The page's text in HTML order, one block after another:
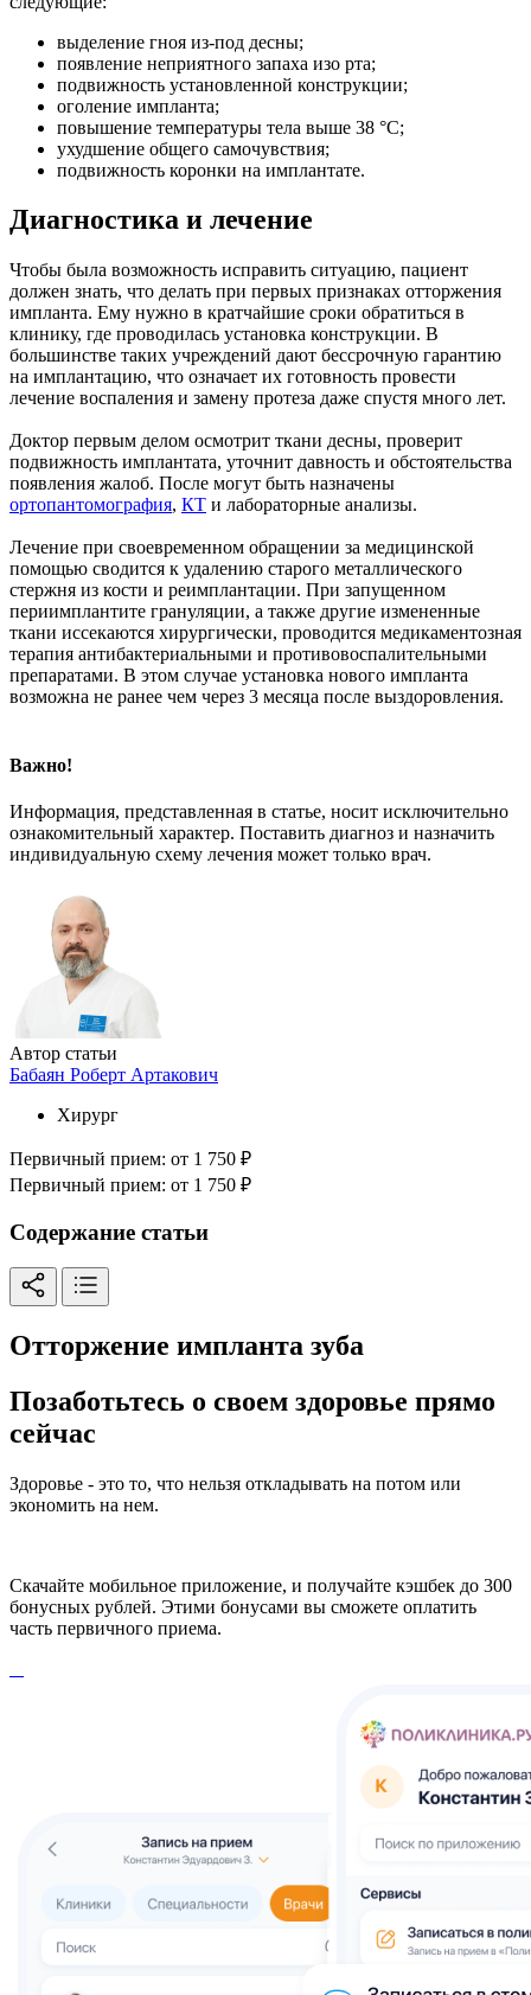
выделение гноя из-под десны;
появление неприятного запаха изо рта;
подвижность установленной конструкции;
оголение импланта;
повышение температуры тела выше 38 °С;
ухудшение общего самочувствия;
подвижность коронки на имплантате.
Диагностика и лечение
Чтобы была возможность исправить ситуацию, пациент
должен знать, что делать при первых признаках отторжения
импланта. Ему нужно в кратчайшие сроки обратиться в
клинику, где проводилась установка конструкции. В
большинстве таких учреждений дают бессрочную гарантию
на имплантацию, что означает их готовность провести
лечение воспаления и замену протеза даже спустя много лет.
Доктор первым делом осмотрит ткани десны, проверит
подвижность имплантата, уточнит давность и обстоятельства
появления жалоб. После могут быть назначены
ортопантомография, КТ и лабораторные анализы.
Лечение при своевременном обращении за медицинской
помощью сводится к удалению старого металлического
стержня из кости и реимплантации. При запущенном
периимплантите грануляции, а также другие измененные
ткани иссекаются хирургически, проводится медикаментозная
терапия антибактериальными и противовоспалительными
препаратами. В этом случае установка нового импланта
возможна не ранее чем через 3 месяца после выздоровления.
Важно!
Информация, представленная в статье, носит исключительно
ознакомительный характер. Поставить диагноз и назначить
индивидуальную схему лечения может только врач.
Автор статьи
Бабаян Роберт Артакович
Хирург
Первичный прием: от 1 750 ₽
Первичный прием: от 1 750 ₽
Содержание статьи
Отторжение импланта зуба
Позаботьтесь о своем здоровье прямо
сейчас
Здоровье - это то, что нельзя откладывать на потом или
экономить на нем.
Скачайте мобильное приложение, и получайте кэшбек до 300
бонусных рублей. Этими бонусами вы сможете оплатить
часть первичного приема.